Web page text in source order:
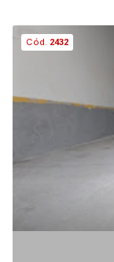
Cód. 2432